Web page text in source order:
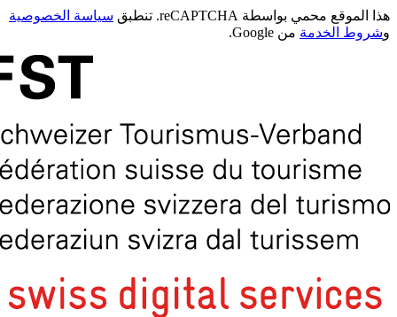
هذا الموقع محمي بواسطة reCAPTCHA. تنطبق
سياسة الخصوصية
وشروط الخدمة من Google.